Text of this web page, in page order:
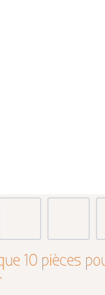
10 pièces